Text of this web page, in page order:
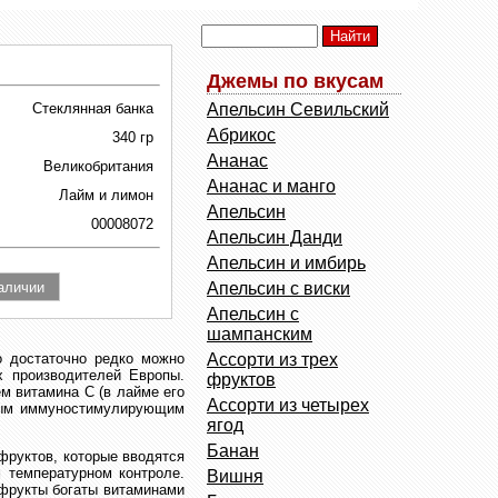
Стеклянная банка
340 гр
Великобритания
Лайм и лимон
00008072
редко можно
Европы.
витамина С (в лайме его
иммуностимулирующим
которые вводятся
контроле.
богаты витаминами
Джемы по вкусам
Aпельсин Севильский
Абрикос
Ананас
Ананас и манго
Апельсин
Апельсин Данди
Апельсин и имбирь
Апельсин с виски
Апельсин с
шампанским
Ассорти из трех
фруктов
Ассорти из четырех
ягод
Банан
Вишня